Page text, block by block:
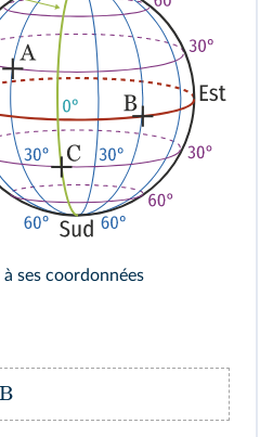
ses coordonnées
B